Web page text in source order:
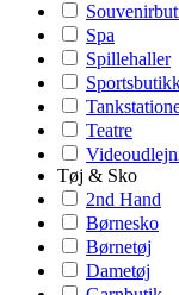
Spa
Spillehaller
Teatre
Tøj & Sko
2nd Hand
Børnesko
Børnetøj
Dametøj